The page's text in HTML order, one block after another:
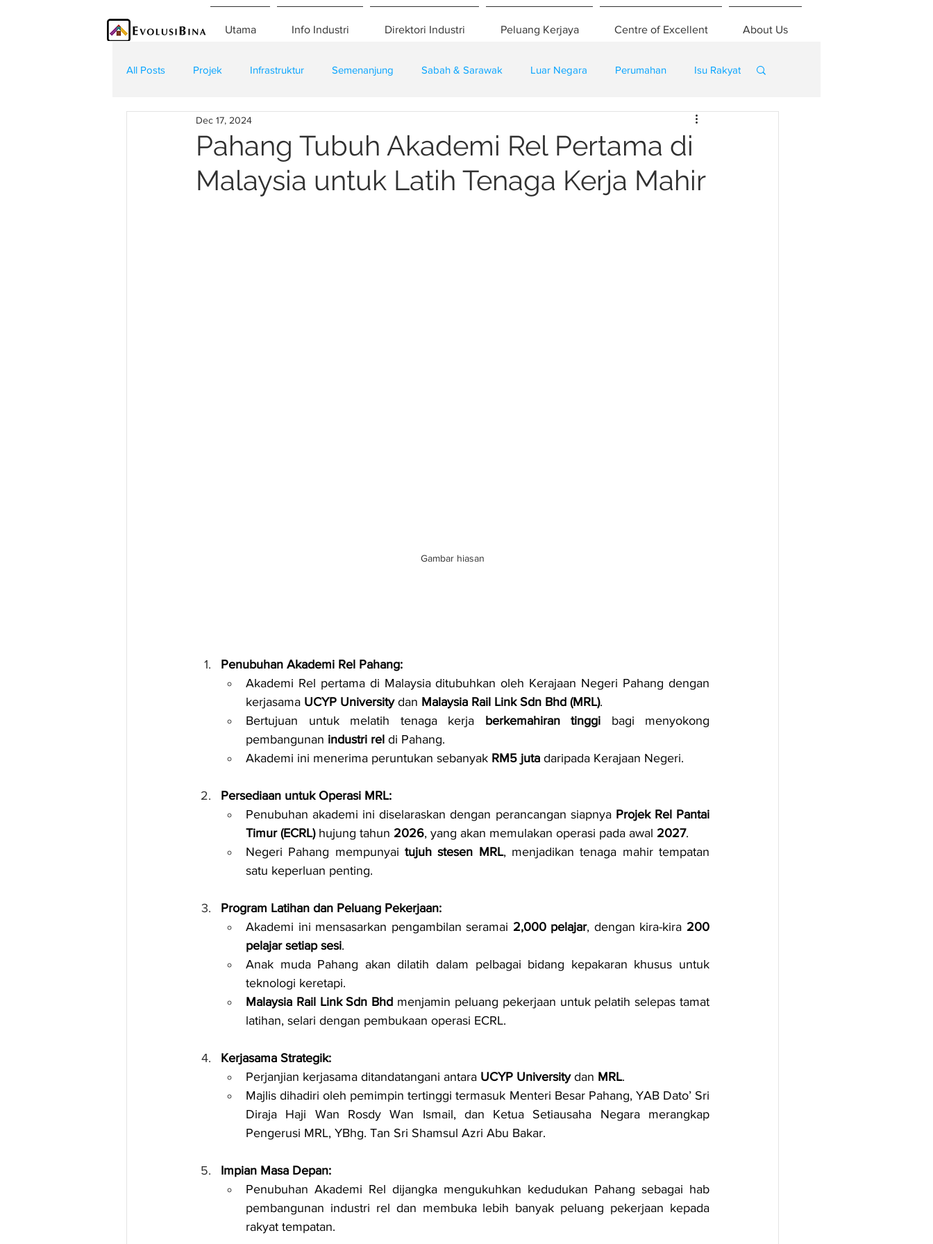
Utama Info Industri Direktori Industri Peluang Kerjaya Centre of Excellent About Us
All Posts Projek Infrastruktur Semenanjung Sabah & Sarawak Luar Negara Perumahan Isu Rakyat
Teknologi Kontraktor
Pahang Tubuh Akademi Rel Pertama di
Malaysia untuk Latih Tenaga Kerja Mahir
Dec 17, 2024
Gambar hiasan
Penubuhan Akademi Rel Pahang:
Akademi Rel pertama di Malaysia ditubuhkan oleh Kerajaan Negeri Pahang dengan
kerjasama UCYP University dan Malaysia Rail Link Sdn Bhd (MRL).
Bertujuan untuk melatih tenaga kerja berkemahiran tinggi bagi menyokong
pembangunan industri rel di Pahang.
Akademi ini menerima peruntukan sebanyak RM5 juta daripada Kerajaan Negeri.
Persediaan untuk Operasi MRL:
Penubuhan akademi ini diselaraskan dengan perancangan siapnya Projek Rel Pantai
Timur (ECRL) hujung tahun 2026, yang akan memulakan operasi pada awal 2027.
Negeri Pahang mempunyai tujuh stesen MRL, menjadikan tenaga mahir tempatan
satu keperluan penting.
Program Latihan dan Peluang Pekerjaan:
Akademi ini mensasarkan pengambilan seramai 2,000 pelajar, dengan kira-kira 200
pelajar setiap sesi.
Anak muda Pahang akan dilatih dalam pelbagai bidang kepakaran khusus untuk
teknologi keretapi.
Malaysia Rail Link Sdn Bhd menjamin peluang pekerjaan untuk pelatih selepas tamat
latihan, selari dengan pembukaan operasi ECRL.
Kerjasama Strategik:
Perjanjian kerjasama ditandatangani antara UCYP University dan MRL.
Majlis dihadiri oleh pemimpin tertinggi termasuk Menteri Besar Pahang, YAB Dato’ Sri
Diraja Haji Wan Rosdy Wan Ismail, dan Ketua Setiausaha Negara merangkap
Pengerusi MRL, YBhg. Tan Sri Shamsul Azri Abu Bakar.
Impian Masa Depan:
Penubuhan Akademi Rel dijangka mengukuhkan kedudukan Pahang sebagai hab
pembangunan industri rel dan membuka lebih banyak peluang pekerjaan kepada
rakyat tempatan.